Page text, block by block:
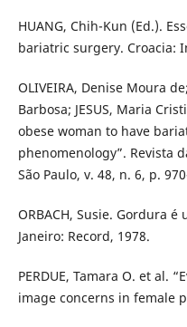
HUANG, Chih-Kun (Ed.).
bariatric surgery. Croacia:
OLIVEIRA, Denise Moura
Barbosa; JESUS, Maria
obese woman to have
phenomenology”. Revista
São Paulo, v. 48, n. 6, p.
ORBACH, Susie. Gordura
Janeiro: Record, 1978.
PERDUE, Tamara O. et al.
image concerns in female